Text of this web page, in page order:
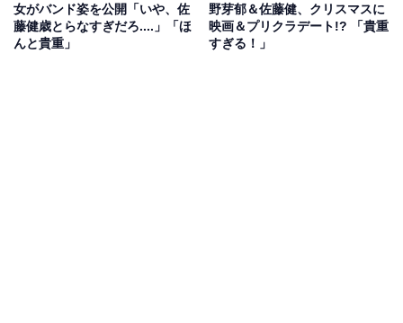
女がバンド姿を公開「いや、佐
藤健歳とらなすぎだろ....」「ほ
んと貴重」
野芽郁＆佐藤健、クリスマスに
映画＆プリクラデート!? 「貴重
すぎる！」